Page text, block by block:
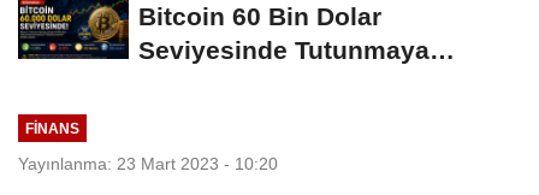
Bitcoin 60 Bin Dolar
Seviyesinde Tutunmaya
FINANS
Yayınlanma: 23 Mart 2023 - 10:20